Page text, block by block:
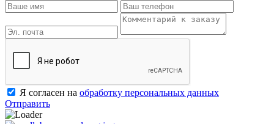
Я согласен на обработку персональных данных
Отправить